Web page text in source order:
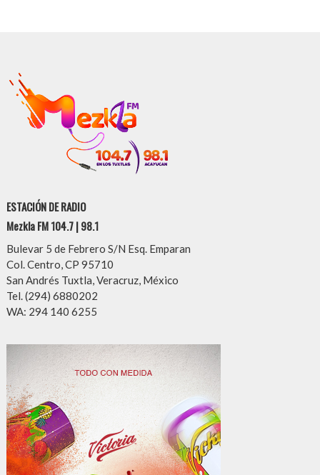
ESTACIÓN DE RADIO
Mezkla FM 104.7 | 98.1
Bulevar 5 de Febrero S/N Esq. Emparan
Col. Centro, CP 95710
San Andrés Tuxtla, Veracruz, México
Tel. (294) 6880202
WA: 294 140 6255